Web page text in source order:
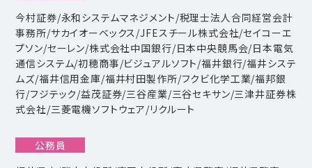
今村証券/永和システムマネジメント/税理士法人合同経営会計
事務所/サカイオーベックス/JFEスチール株式会社/セイコーエ
プソン/セーレン/株式会社中国銀行/日本中央競馬会/日本電気
通信システム/初穂商事/ビジュアルソフト/福井銀行/福井システ
ムズ/福井信用金庫/福井村田製作所/フクビ化学工業/福邦銀
行/フジテック/益茂証券/三谷産業/三谷セキサン/三津井証券株
式会社/三菱電機ソフトウェア/リクルート
公務員